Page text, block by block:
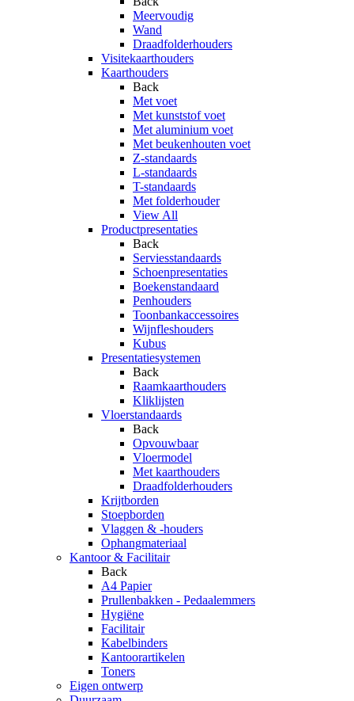
Meervoudig
Wand
Draadfolderhouders
Visitekaarthouders
Kaarthouders
Back
Met voet
Met kunststof voet
Met aluminium voet
Met beukenhouten voet
Z-standaards
L-standaards
T-standaards
Met folderhouder
View All
Productpresentaties
Back
Serviesstandaards
Schoenpresentaties
Boekenstandaard
Penhouders
Toonbankaccessoires
Wijnfleshouders
Kubus
Presentatiesystemen
Back
Raamkaarthouders
Kliklijsten
Vloerstandaards
Back
Opvouwbaar
Vloermodel
Met kaarthouders
Draadfolderhouders
Krijtborden
Stoepborden
Vlaggen & -houders
Ophangmateriaal
Kantoor & Facilitair
Back
A4 Papier
Prullenbakken - Pedaalemmers
Hygiëne
Facilitair
Kabelbinders
Kantoorartikelen
Toners
Eigen ontwerp